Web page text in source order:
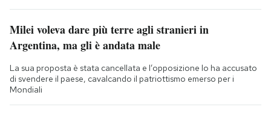
Milei voleva dare più terre agli stranieri in
Argentina, ma gli è andata male
La sua proposta è stata cancellata e l’opposizione lo ha accusato
di svendere il paese, cavalcando il patriottismo emerso per i
Mondiali